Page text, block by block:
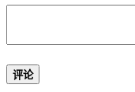
评论